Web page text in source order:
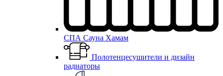
СПА Сауна Хамам
Полотенцесушители и дизайн
радиаторы